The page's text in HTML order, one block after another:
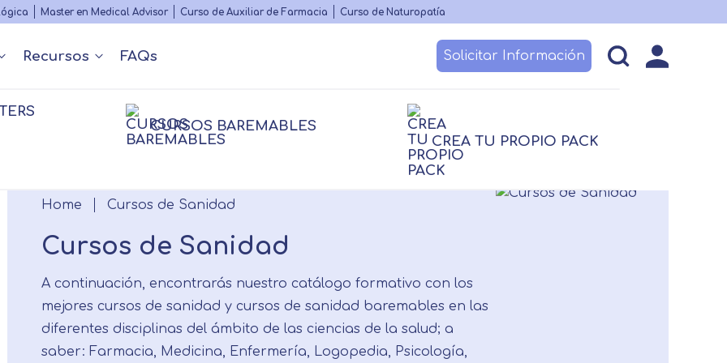
Skip
to
Master en Medical Advisor Curso de Auxiliar de Farmacia Curso de Naturopatía
Nuestros contenidos Becas y financiación
Recursos
y Podcast Diccionario Médico
FAQs Solicitar Información
Logopedia
Fisioterapia
CURSOS BAREMABLES
CREA TU PROPIO PACK
Breadcrumb
Home Cursos de Sanidad
Cursos de Sanidad
A continuación, encontrarás nuestro catálogo formativo con los
mejores cursos de sanidad y cursos de sanidad baremables en las
diferentes disciplinas del ámbito de las ciencias de la salud; a
saber: Farmacia, Medicina, Enfermería, Logopedia, Psicología,
Matricularme